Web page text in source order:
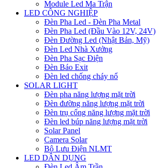
Module Led Ma Trận
LED CÔNG NGHIỆP
Đèn Pha Led - Đèn Pha Metal
Đèn Pha Led (Đầu Vào 12V, 24V)
Đèn Đường Led (Nhật Bản, Mỹ)
Đèn Led Nhà Xưởng
Đèn Pha Sạc Điện
Đèn Báo Exit
Đèn led chống cháy nổ
SOLAR LIGHT
Đèn pha năng lượng mặt trời
Đèn đường năng lượng mặt trời
Đèn trụ cổng năng lượng mặt trời
Đèn led búp năng lượng mặt trời
Solar Panel
Camera Solar
Bộ Lưu Điện NLMT
LED DÂN DỤNG